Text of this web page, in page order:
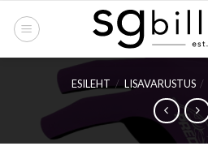
ESILEHT / LISAVARUSTUS /